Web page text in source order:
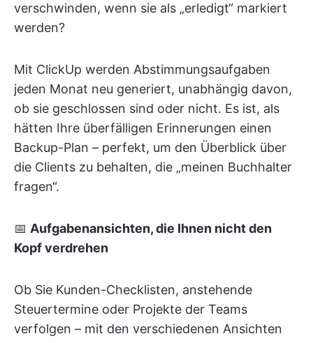
verschwinden, wenn sie als „erledigt“ markiert
werden?
Mit ClickUp werden Abstimmungsaufgaben
jeden Monat neu generiert, unabhängig davon,
ob sie geschlossen sind oder nicht. Es ist, als
hätten Ihre überfälligen Erinnerungen einen
Backup-Plan – perfekt, um den Überblick über
die Clients zu behalten, die „meinen Buchhalter
fragen“.
📅 Aufgabenansichten, die Ihnen nicht den
Kopf verdrehen
Ob Sie Kunden-Checklisten, anstehende
Steuertermine oder Projekte der Teams
verfolgen – mit den verschiedenen Ansichten